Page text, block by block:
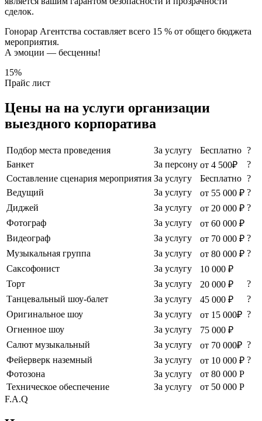
сделок.
Гонорар Агентства составляет всего 15 % от общего бюджета
мероприятия.
А эмоции — бесценны!
15%
Прайс лист
Цены на на услуги организации
выездного корпоратива
Подбор места проведения За услугу Бесплатно ?
Банкет
За персону от 4 500₽
?
Составление сценария мероприятия За услугу Бесплатно ?
Ведущий
За услугу от 55 000 ₽ ?
Диджей
За услугу от 20 000 ₽ ?
Фотограф
За услугу
от 60 000 ₽
Видеограф
За услугу от 70 000 ₽ ?
Музыкальная группа
За услугу от 80 000 ₽ ?
Саксофонист
За услугу
10 000 ₽
Торт
За услугу 20 000 ₽
?
Танцевальный шоу-балет
За услугу 45 000 ₽
?
Оригинальное шоу
За услугу от 15 000₽ ?
Огненное шоу
За услугу
75 000 ₽
Салют музыкальный
За услугу от 70 000₽ ?
Фейерверк наземный
За услугу от 10 000 ₽ ?
Фотозона
За услугу
от 80 000 Р
Техническое обеспечение
За услугу
от 50 000 Р
F.A.Q